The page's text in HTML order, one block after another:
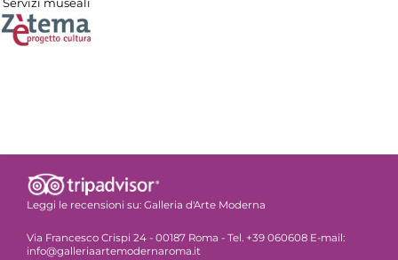
Leggi le recensioni su: Galleria d'Arte Moderna
Via Francesco Crispi 24 - 00187 Roma - Tel. +39 060608 E-mail:
info@galleriaartemodernaroma.it